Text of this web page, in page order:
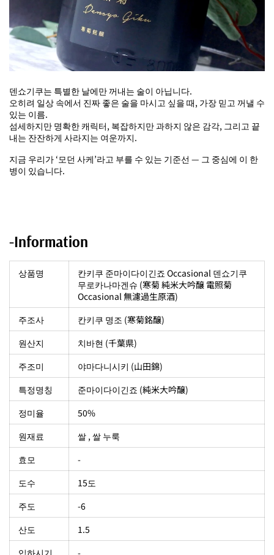
덴쇼기쿠는 특별한 날에만 꺼내는 술이 아닙니다.
오히려 일상 속에서 진짜 좋은 술을 마시고 싶을 때, 가장 믿고 꺼낼 수
있는 이름.
섬세하지만 명확한 캐릭터, 복잡하지만 과하지 않은 감각, 그리고 끝
내는 잔잔하게 사라지는 여운까지.
지금 우리가 ‘모던 사케’라고 부를 수 있는 기준선 — 그 중심에 이 한
병이 있습니다.
-Information
상품명
칸키쿠 준마이다이긴죠 Occasional 덴쇼기쿠
무로카나마겐슈 (寒菊 純米大吟醸 電照菊
Occasional 無濾過生原酒)
주조사
칸키쿠 명조 (寒菊銘醸)
원산지
치바현 (千葉県)
주조미
야마다니시키 (山田錦)
특정명칭
준마이다이긴죠 (純米大吟醸)
정미율
50%
원재료
쌀 , 쌀 누룩
효모
-
도수
15도
주도
-6
산도
1.5
입하시기
-